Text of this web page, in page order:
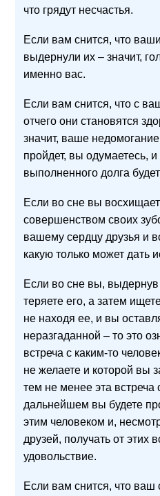
что грядут несчастья.
Если вам снится, что
выдернули их – значит,
именно вас.
Если вам снится, что с
отчего они становятся
значит, ваше
пройдет, вы одумаетесь,
выполненного долга
Если во сне вы
совершенством своих
вашему сердцу друзья и
какую только может дать
Если во сне вы,
теряете его, а затем
не находя ее, и вы
неразгаданной – то это
встреча с каким-то
не желаете и которой вы
тем не менее эта встреча
дальнейшем вы будете
этим человеком и,
друзей, получать от этих
удовольствие.
Если вам снится, что ваш